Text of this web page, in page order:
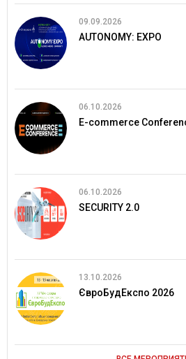
09.09.2026
AUTONOMY: EXPO
06.10.2026
E-commerce
06.10.2026
SECURITY 2.0
13.10.2026
ЄвроБудЕкспо 2026